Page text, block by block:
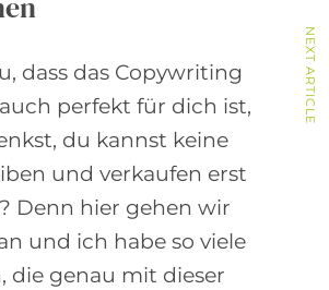
dass das Copywriting
perfekt für dich ist,
du kannst keine
und verkaufen erst
Denn hier gehen wir
und ich habe so viele
die genau mit dieser
NEXT ARTICLE